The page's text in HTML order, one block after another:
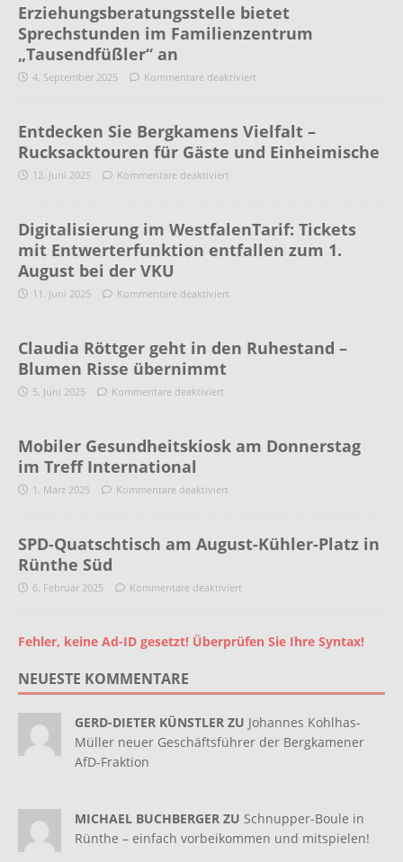
Erziehungsberatungsstelle bietet
Sprechstunden im Familienzentrum
„Tausendfüßler“ an
4. September 2025 Kommentare deaktiviert
Entdecken Sie Bergkamens Vielfalt –
Rucksacktouren für Gäste und Einheimische
12. Juni 2025 Kommentare deaktiviert
Digitalisierung im WestfalenTarif: Tickets
mit Entwerterfunktion entfallen zum 1.
August bei der VKU
11. Juni 2025 Kommentare deaktiviert
Claudia Röttger geht in den Ruhestand –
Blumen Risse übernimmt
5. Juni 2025 Kommentare deaktiviert
Mobiler Gesundheitskiosk am Donnerstag
im Treff International
1. März 2025 Kommentare deaktiviert
SPD-Quatschtisch am August-Kühler-Platz in
Rünthe Süd
6. Februar 2025 Kommentare deaktiviert
Fehler, keine Ad-ID gesetzt! Überprüfen Sie Ihre Syntax!
NEUESTE KOMMENTARE
GERD-DIETER KÜNSTLER ZU Johannes Kohlhas-
Müller neuer Geschäftsführer der Bergkamener
AfD-Fraktion
MICHAEL BUCHBERGER ZU Schnupper-Boule in
Rünthe – einfach vorbeikommen und mitspielen!